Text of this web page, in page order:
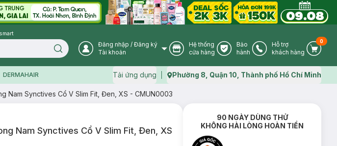
Search icon User Icon
Đăng nhập / Đăng ký
Tài khoản
Store Icon
Hệ thống
cửa hàng
Warranty Icon
Bảo
hành
Phone Icon
Hỗ trợ
khách hàng
Cart
0
DERMAHAIR Tải ứng dụng Map icon
Phường 8, Quận 10, Thành phố Hồ Chí Minh
Nam Synctives Cổ V Slim Fit, Đen, XS - CMUN0003
Nam Synctives Cổ V Slim Fit, Đen, XS
90 NGÀY DÙNG THỬ
KHÔNG HÀI LÒNG HOÀN TIỀN